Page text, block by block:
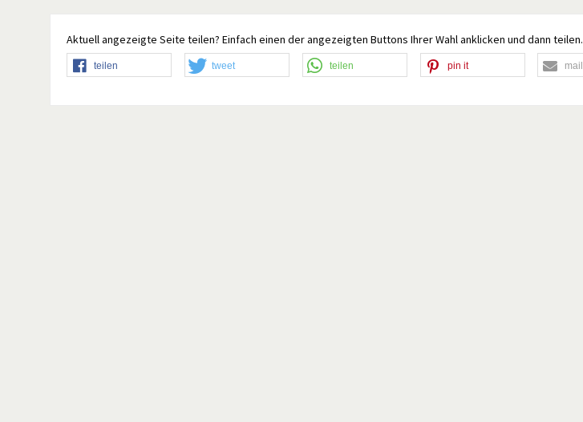
Aktuell angezeigte Seite teilen? Einfach einen der angezeigten Buttons Ihrer Wahl anklicken und dann teilen.
teilen tweet teilen pin it mail